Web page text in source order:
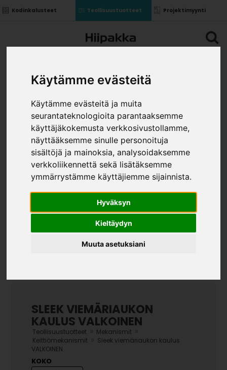
Käytämme evästeitä
Käytämme evästeitä ja muita
seurantateknologioita parantaaksemme
käyttäjäkokemusta verkkosivustollamme,
näyttääksemme sinulle personoituja
sisältöjä ja mainoksia, analysoidaksemme
verkkoliikennettä sekä lisätäksemme
ymmärrystämme käyttäjiemme sijainnista.
Hyväksyn
Kieltäydyn
Muuta asetuksiani
Kodinkalusteet Teollisuustuotteet Projektimyynti
SLEEK VIEMÄRIAUKON
KAULUS VALKOINEN
Teollisuustuotteet Mekanismit
Keittiömekanismit
Sleek viemäriaukon kaulus
VALKOINEN
KOKO